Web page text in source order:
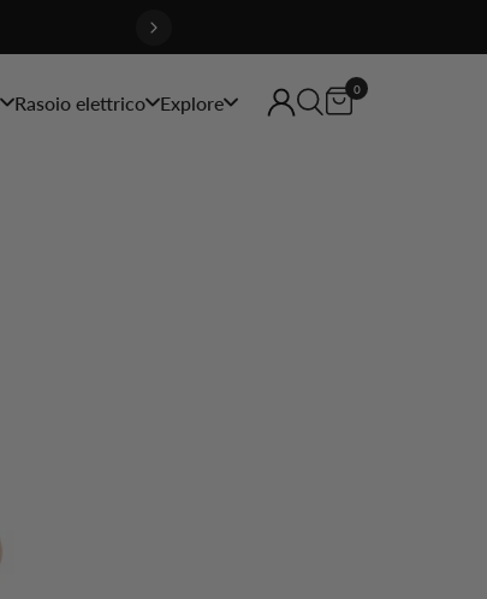
Rasoio elettrico Explore
0